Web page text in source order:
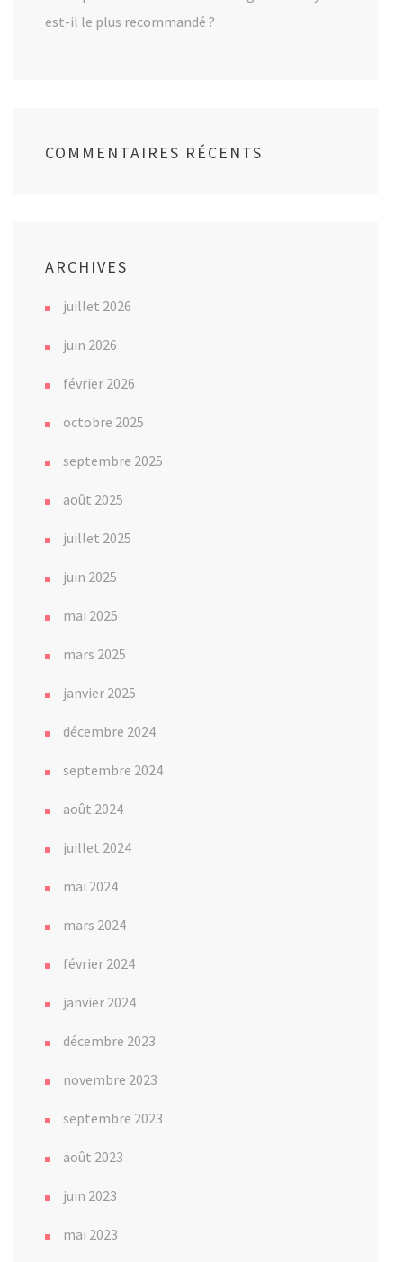
est-il le plus recommandé ?
COMMENTAIRES RÉCENTS
ARCHIVES
juillet 2026
juin 2026
février 2026
octobre 2025
septembre 2025
août 2025
juillet 2025
juin 2025
mai 2025
mars 2025
janvier 2025
décembre 2024
septembre 2024
août 2024
juillet 2024
mai 2024
mars 2024
février 2024
janvier 2024
décembre 2023
novembre 2023
septembre 2023
août 2023
juin 2023
mai 2023